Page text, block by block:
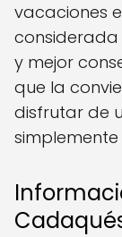
vacaciones
considerada
y mejor
que la
disfrutar de